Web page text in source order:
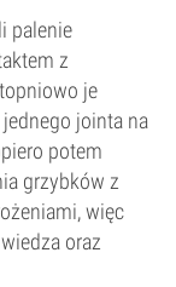
palenie
z
je
jointa na
potem
grzybków z
więc
oraz